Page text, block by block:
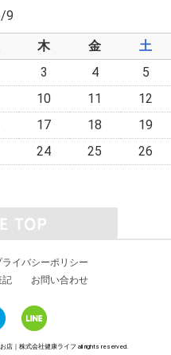
9
木 金
土
3 4
5
10 11
12
17 18
19
24 25
26
ライバシーポリシー
記
お問い合わせ
店｜株式会社健康ライフ all rights reserved.